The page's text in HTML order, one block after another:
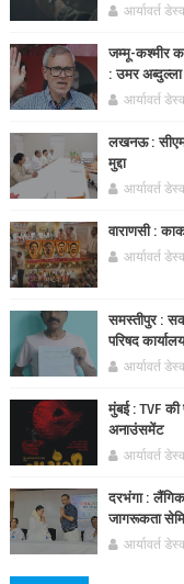
आर्यावर्त
जम्मू-कश्मीर
: उमर अब्दुल्ला
आर्यावर्त
लखनऊ : सीएम
मुद्दा
आर्यावर्त
वाराणसी :
आर्यावर्त
समस्तीपुर :
परिषद
आर्यावर्त
मुंबई : TVF की
अनाउंसमेंट
आर्यावर्त
दरभंगा :
जागरूकता
आर्यावर्त